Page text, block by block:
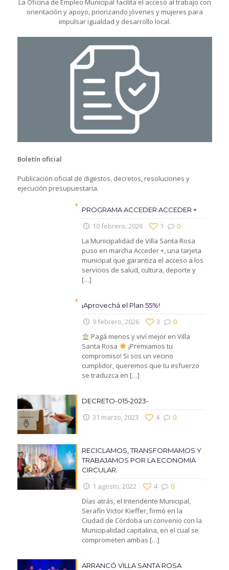
orientación y apoyo, priorizando jóvenes y mujeres para
impulsar igualdad y desarrollo local.
Boletín oficial
Publicación oficial de digestos, decretos, resoluciones y
ejecución presupuestaria.
PROGRAMA ACCEDER ACCEDER +
10 febrero, 2026 0
1
La Municipalidad de Villa Santa Rosa
puso en marcha Acceder +, una tarjeta
municipal que garantiza el acceso a los
servicios de salud, cultura, deporte y
[…]
¡Aprovechá el Plan 55%!
9 febrero, 2026 0
3
Pagá menos y viví mejor en Villa
Santa Rosa
¡Premiamos tu
compromiso! Si sos un vecino
cumplidor, queremos que tu esfuerzo
se traduzca en […]
DECRETO-015-2023-
31 marzo, 2023 0
4
RECICLAMOS, TRANSFORMAMOS Y
TRABAJAMOS POR LA ECONOMIA
CIRCULAR.
1 agosto, 2022 0
4
Días atrás, el Intendente Municipal,
Serafín Victor Kieffer, firmó en la
Ciudad de Córdoba un convenio con la
Municipalidad capitalina, en el cual se
comprometen ambas […]
ARRANCÓ VILLA SANTA ROSA